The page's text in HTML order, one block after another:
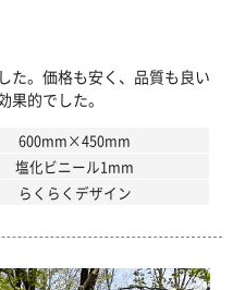
た。価格も安く、品質も良い
的でした。
600mm×450mm
塩化ビニール1mm
らくらくデザイン